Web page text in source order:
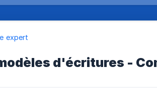
expert
d'écritures -